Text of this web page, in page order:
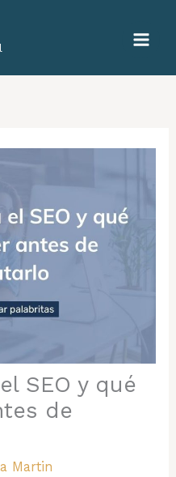
SEO y qué
de
Martin